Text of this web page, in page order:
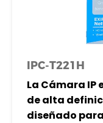
IPC-T221H
La Cámara IP
de alta
diseñado